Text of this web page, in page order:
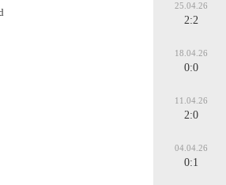
25.04.26
2:2
18.04.26
0:0
11.04.26
2:0
04.04.26
0:1